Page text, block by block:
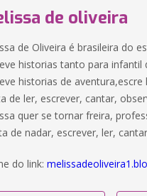
de oliveira
de Oliveira é brasileira do
historias tanto para infantil
historias de
de ler, escrever, cantar,
quer se tornar freira,
de nadar, escrever, ler,
do link: